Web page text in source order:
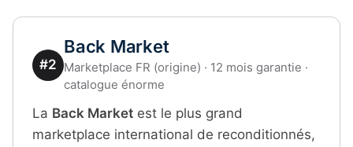
#2
Back Market
Marketplace FR (origine) · 12 mois garantie ·
catalogue énorme
La Back Market est le plus grand
marketplace international de reconditionnés,